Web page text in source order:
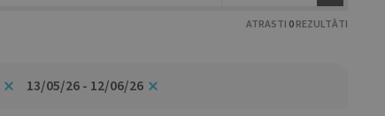
ATRASTI 0 REZULTĀTI
13/05/26 - 12/06/26